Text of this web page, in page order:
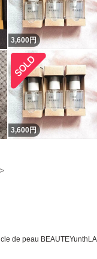
3,600円
3,600円
cle de peau BEAUTEYunth